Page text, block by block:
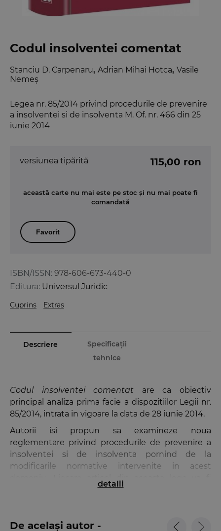
Codul insolventei comentat
Legea nr. 85/2014 privind procedurile de prevenire
a insolventei si de insolventa M. Of. nr. 466 din 25
iunie 2014
Stanciu D. Carpenaru, Adrian Mihai Hotca, Vasile
Nemeș
ISBN/ISSN: 978-606-673-440-0
Editura: Universul Juridic
Cuprins Extras
versiunea tipărită 115,00 ron
această carte nu mai este pe stoc și nu mai poate fi
comandată
Favorit
Descriere
Specificații
tehnice
Codul insolventei comentat are ca obiectiv
principal analiza prima facie a dispozitiilor Legii nr.
85/2014, intrata in vigoare la data de 28 iunie 2014.
Autorii isi propun sa examineze noua
reglementare privind procedurile de prevenire a
insolventei si de insolventa pornind de la
modificarile normative intervenite in acest
explicat prin sublinierea elementelor de noutate si
detalii
De același autor -